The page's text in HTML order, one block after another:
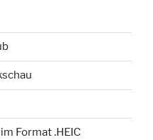
Format .HEIC